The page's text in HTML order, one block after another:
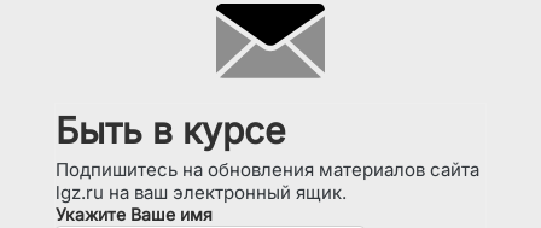
Быть в курсе
Подпишитесь на обновления материалов сайта
lgz.ru на ваш электронный ящик.
Укажите Ваше имя